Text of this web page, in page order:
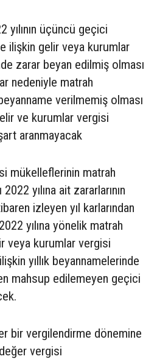
yılının üçüncü geçici
ilişkin gelir veya kurumlar
zarar beyan edilmiş olması
nedeniyle matrah
verilmemiş olması
ve kurumlar vergisi
aranmayacak
mükelleflerinin matrah
yılına ait zararlarının
izleyen yıl karlarından
yılına yönelik matrah
veya kurumlar vergisi
yıllık beyannamelerinde
mahsup edilemeyen geçici
bir vergilendirme dönemine
vergisi